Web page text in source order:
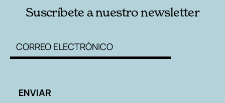
Suscríbete a nuestro newsletter